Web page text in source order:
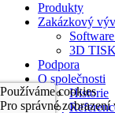
Produkty
Zakázkový
3D TISK
Podpora
O společnosti
Historie
Používáme cookies
Pro správné